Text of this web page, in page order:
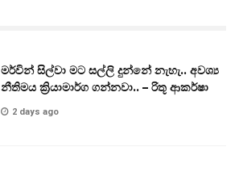
මර්වින් සිල්වා මට සල්ලි දුන්නේ නැහැ.. අවශ්‍ය
නීතිමය ක්‍රියාමාර්ග ගන්නවා.. – රිතූ ආකර්ෂා
2 days ago